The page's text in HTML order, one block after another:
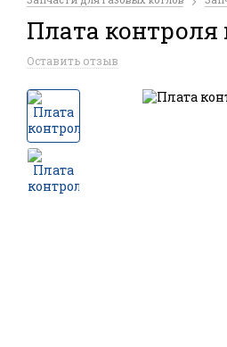
Плата контроля
Оставить отзыв